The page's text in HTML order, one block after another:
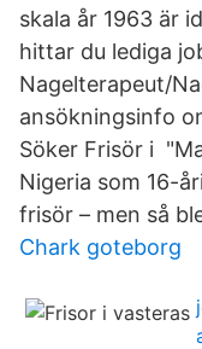
skala år 1963 är
hittar du lediga
Nagelterapeut/
ansökningsinfo
Söker Frisör i
Nigeria som 16-
frisör – men så
Chark goteborg